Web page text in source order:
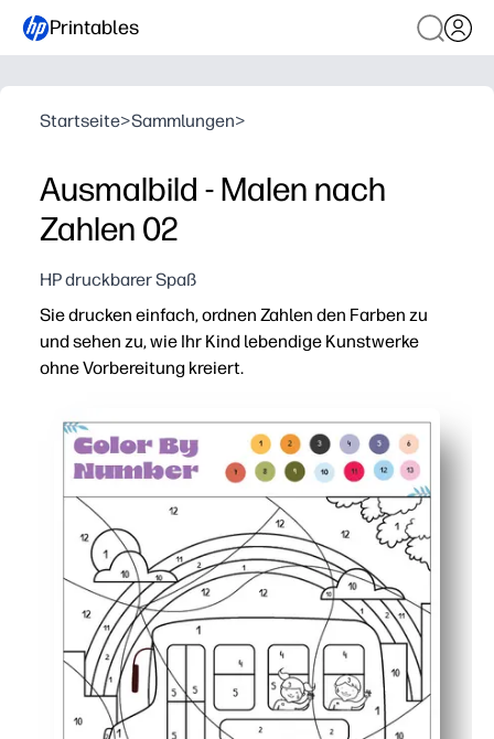
Printables
Startseite>Sammlungen>
Ausmalbild - Malen nach
Zahlen 02
HP druckbarer Spaß
Sie drucken einfach, ordnen Zahlen den Farben zu
und sehen zu, wie Ihr Kind lebendige Kunstwerke
ohne Vorbereitung kreiert.
Fördert Zahlenerkennung, Farberkennung und
Das selbstkontrollierende Design fördert die
Praktisches Drucken und Mitnehmen für zu Hause,
Steigert das Selbstvertrauen, wenn das verborgene